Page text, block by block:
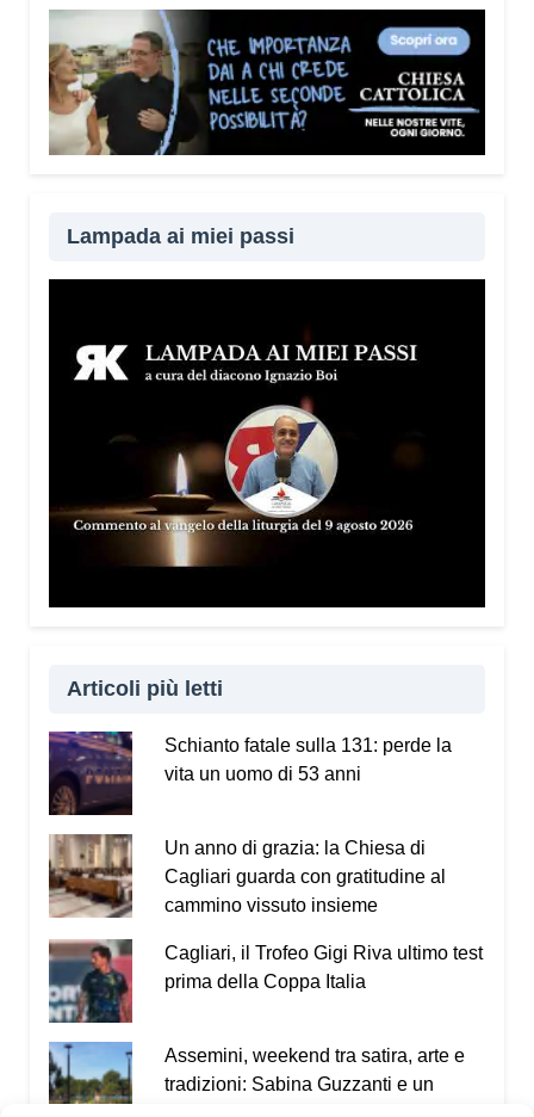
Lampada ai miei passi
Articoli più letti
Schianto fatale sulla 131: perde la
vita un uomo di 53 anni
Un anno di grazia: la Chiesa di
Cagliari guarda con gratitudine al
cammino vissuto insieme
Cagliari, il Trofeo Gigi Riva ultimo test
prima della Coppa Italia
Assemini, weekend tra satira, arte e
tradizioni: Sabina Guzzanti e un